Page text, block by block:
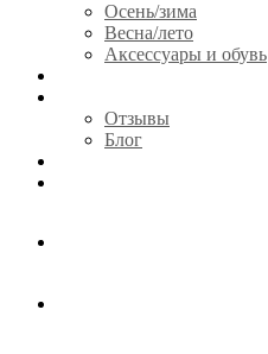
Осень/зима
Весна/лето
Аксессуары и обувь
Отзывы
Блог